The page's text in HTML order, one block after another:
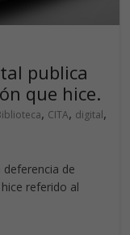
publica
que hice.
, CITA, digital,
de
referido al